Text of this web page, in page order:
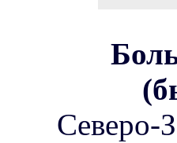
Северо-